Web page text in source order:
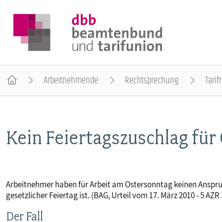
BEAMTINNEN & BEAMTE
POLITIK & POSITIONEN
Arbeitnehmende Rechtsprechung
Kein Feiertagszuschlag
Arbeitnehmer haben für Arbeit am Ostersonntag keinen
gesetzlicher Feiertag ist. (BAG, Urteil vom 17. März 2010 - 5 AZR
Der Fall